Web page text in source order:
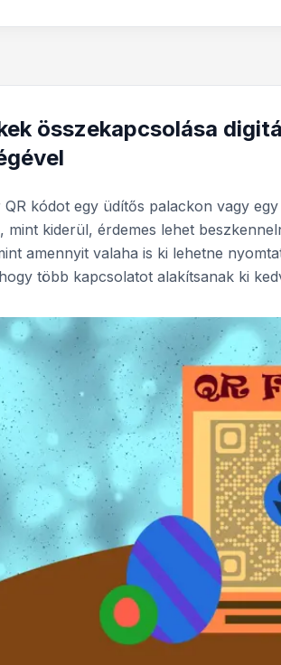
összekapcsolása
QR kódot egy üdítős palackon vagy
mint kiderül, érdemes lehet
amennyit valaha is ki lehetne
több kapcsolatot alakítsanak ki